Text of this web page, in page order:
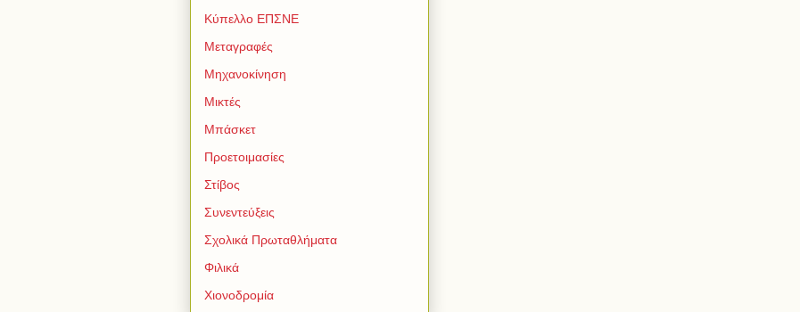
Κύπελλο ΕΠΣΝΕ
Μεταγραφές
Μηχανοκίνηση
Μικτές
Μπάσκετ
Προετοιμασίες
Στίβος
Συνεντεύξεις
Σχολικά Πρωταθλήματα
Φιλικά
Χιονοδρομία